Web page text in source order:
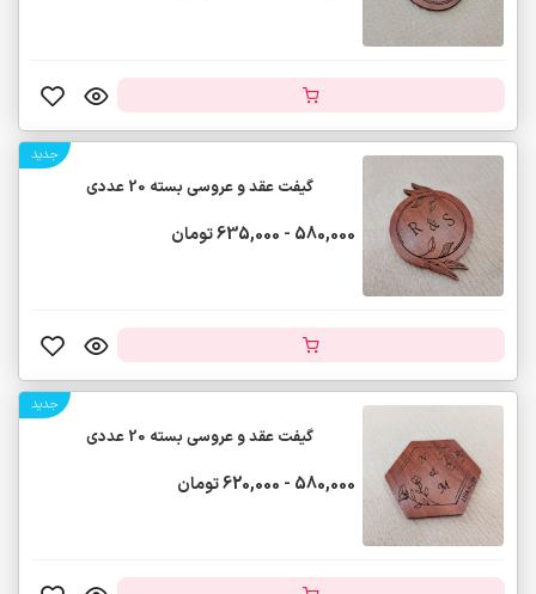
جدید
گیفت عقد و عروسی بسته 20 عددی
580,000 - 635,000 تومان
جدید
گیفت عقد و عروسی بسته 20 عددی
580,000 - 620,000 تومان